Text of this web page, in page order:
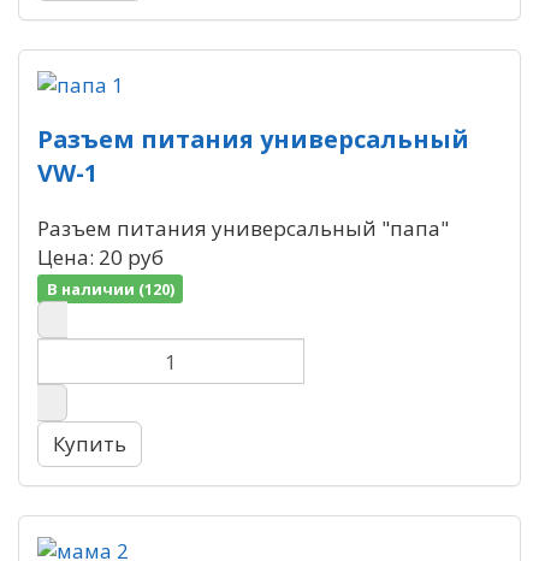
Разъем питания универсальный
VW-1
Разъем питания универсальный "папа"
Цена: 20 руб
В наличии (120)